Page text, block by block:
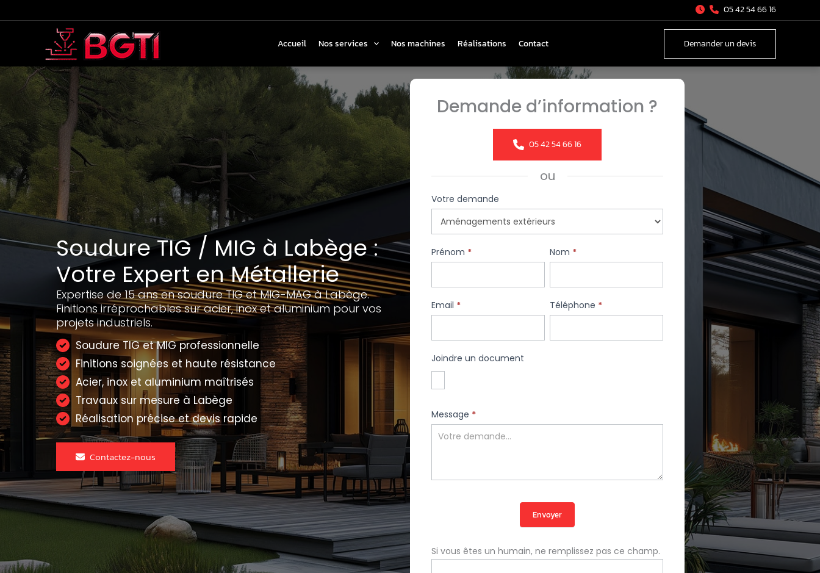
au
05 42 54 66 16
Accueil Nos services Nos machines Réalisations Contact Demander un devis
Soudure TIG / MIG à Labège :
Votre Expert en Métallerie
Expertise de 15 ans en soudure TIG et MIG-MAG à Labège.
Finitions irréprochables sur acier, inox et aluminium pour vos
projets industriels.
Soudure TIG et MIG professionnelle
Finitions soignées et haute résistance
Acier, inox et aluminium maîtrisés
Travaux sur mesure à Labège
Réalisation précise et devis rapide
Contactez-nous
Demande d’information ?
05 42 54 66 16
ou
Formulaire
téléphone
Votre demande
Prénom * Nom *
Email * Téléphone *
Joindre un document
Message *
Envoyer
Si vous êtes un humain, ne remplissez pas ce champ.